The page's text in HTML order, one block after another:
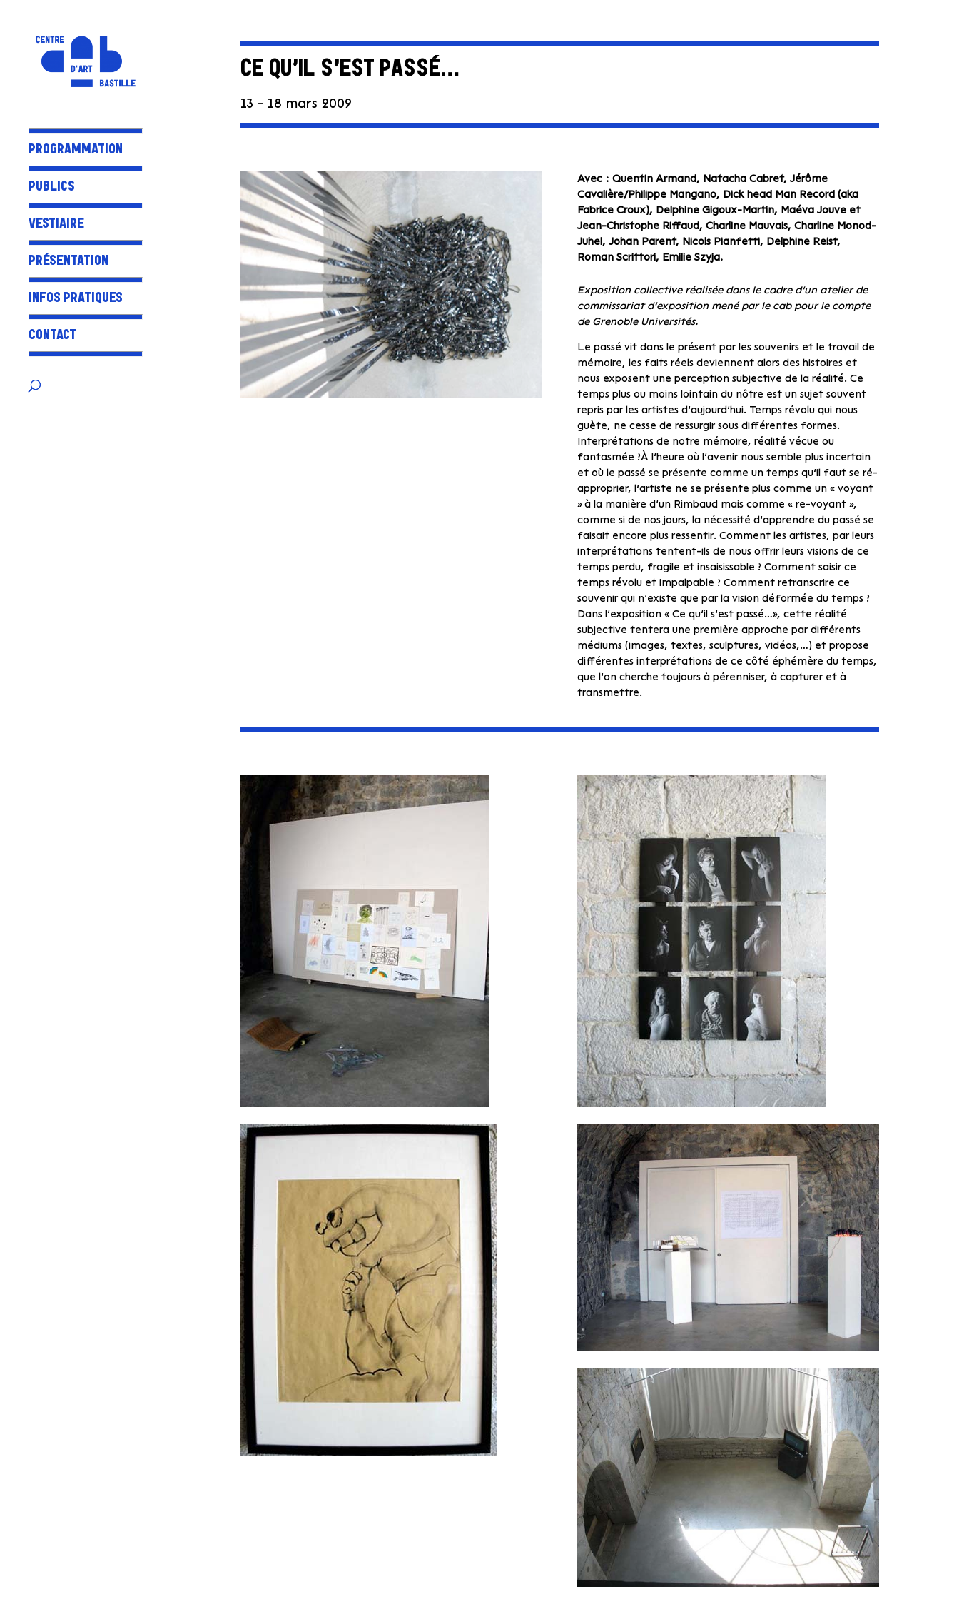
PROGRAMMATION
PUBLICS
VESTIAIRE
PRÉSENTATION
INFOS PRATIQUES
CONTACT
CE QU’IL S’EST PASSÉ…
13 – 18 mars 2009
Avec : Quentin Armand, Natacha Cabret, Jérôme
Cavalière/Philippe Mangano, Dick head Man Record (aka
Fabrice Croux), Delphine Gigoux-Martin, Maéva Jouve et
Jean-Christophe Riffaud, Charline Mauvais, Charline Monod-
Juhel, Johan Parent, Nicols Pianfetti, Delphine Reist,
Roman Scrittori, Emilie Szyja.
Exposition collective réalisée dans le cadre d’un atelier de
commissariat d’exposition mené par le cab pour le compte
de Grenoble Universités.
Le passé vit dans le présent par les souvenirs et le travail de
mémoire, les faits réels deviennent alors des histoires et
nous exposent une perception subjective de la réalité. Ce
temps plus ou moins lointain du nôtre est un sujet souvent
repris par les artistes d’aujourd’hui. Temps révolu qui nous
guète, ne cesse de ressurgir sous différentes formes.
Interprétations de notre mémoire, réalité vécue ou
fantasmée ?À l’heure où l’avenir nous semble plus incertain
et où le passé se présente comme un temps qu’il faut se ré-
approprier, l’artiste ne se présente plus comme un « voyant
» à la manière d’un Rimbaud mais comme « re-voyant »,
comme si de nos jours, la nécessité d’apprendre du passé se
faisait encore plus ressentir. Comment les artistes, par leurs
interprétations tentent-ils de nous offrir leurs visions de ce
temps perdu, fragile et insaisissable ? Comment saisir ce
temps révolu et impalpable ? Comment retranscrire ce
souvenir qui n’existe que par la vision déformée du temps ?
Dans l’exposition « Ce qu’il s’est passé…», cette réalité
subjective tentera une première approche par différents
médiums (images, textes, sculptures, vidéos,…) et propose
différentes interprétations de ce côté éphémère du temps,
que l’on cherche toujours à pérenniser, à capturer et à
transmettre.